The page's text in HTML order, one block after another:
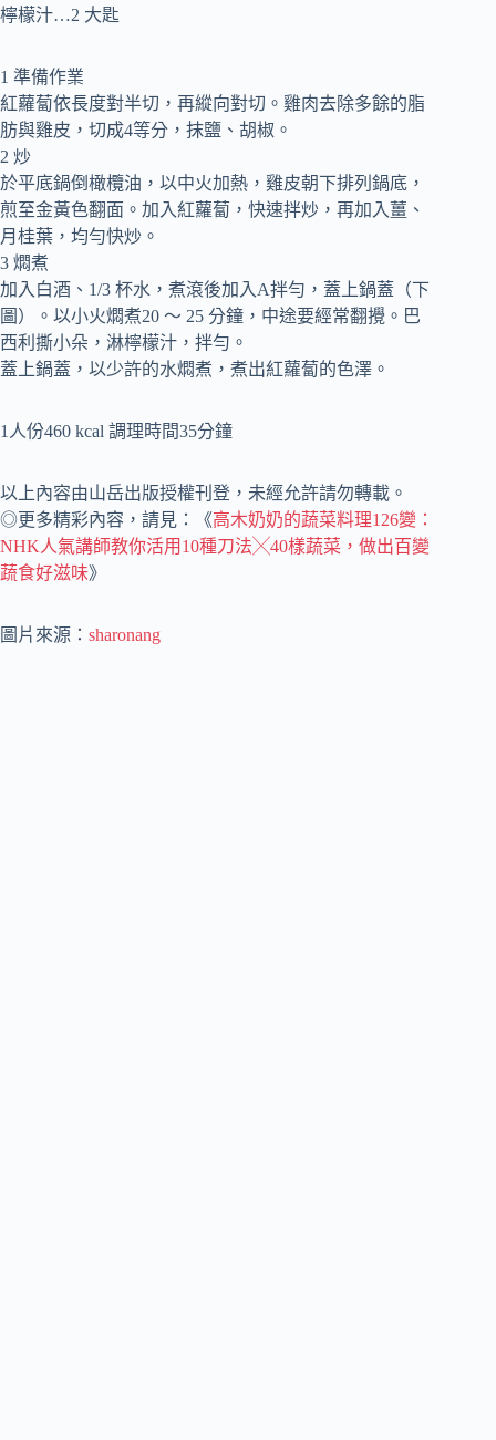
檸檬汁…2 大匙
1 準備作業
紅蘿蔔依長度對半切，再縱向對切。雞肉去除多餘的脂
肪與雞皮，切成4等分，抹鹽、胡椒。
2 炒
於平底鍋倒橄欖油，以中火加熱，雞皮朝下排列鍋底，
煎至金黃色翻面。加入紅蘿蔔，快速拌炒，再加入薑、
月桂葉，均勻快炒。
3 燜煮
加入白酒、1/3 杯水，煮滾後加入A拌勻，蓋上鍋蓋（下
圖）。以小火燜煮20 ～ 25 分鐘，中途要經常翻攪。巴
西利撕小朵，淋檸檬汁，拌勻。
蓋上鍋蓋，以少許的水燜煮，煮出紅蘿蔔的色澤。
1人份460 kcal 調理時間35分鐘
以上內容由山岳出版授權刊登，未經允許請勿轉載。
◎更多精彩內容，請見：《高木奶奶的蔬菜料理126變：
NHK人氣講師教你活用10種刀法╳40樣蔬菜，做出百變
蔬食好滋味》
圖片來源： sharonang